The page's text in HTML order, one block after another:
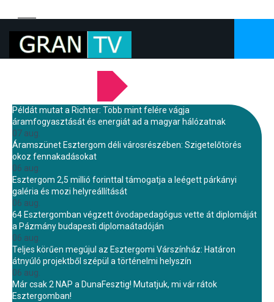
Példát mutat a Richter: Több mint felére vágja
áramfogyasztását és energiát ad a magyar hálózatnak
07 aug.
Áramszünet Esztergom déli városrészében: Szigetelőtörés
okoz fennakadásokat
06 aug.
Esztergom 2,5 millió forinttal támogatja a leégett párkányi
galéria és mozi helyreállítását
06 aug.
64 Esztergomban végzett óvodapedagógus vette át diplomáját
a Pázmány budapesti diplomaátadóján
06 aug.
Teljes körűen megújul az Esztergomi Várszínház: Határon
átnyúló projektből szépül a történelmi helyszín
06 aug.
Már csak 2 NAP a DunaFesztig! Mutatjuk, mi vár rátok
Esztergomban!